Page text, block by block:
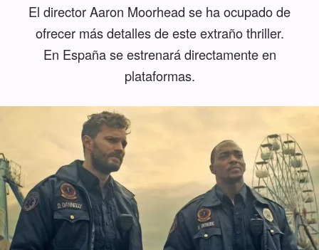
El director Aaron Moorhead se ha ocupado de
ofrecer más detalles de este extraño thriller.
En España se estrenará directamente en
plataformas.